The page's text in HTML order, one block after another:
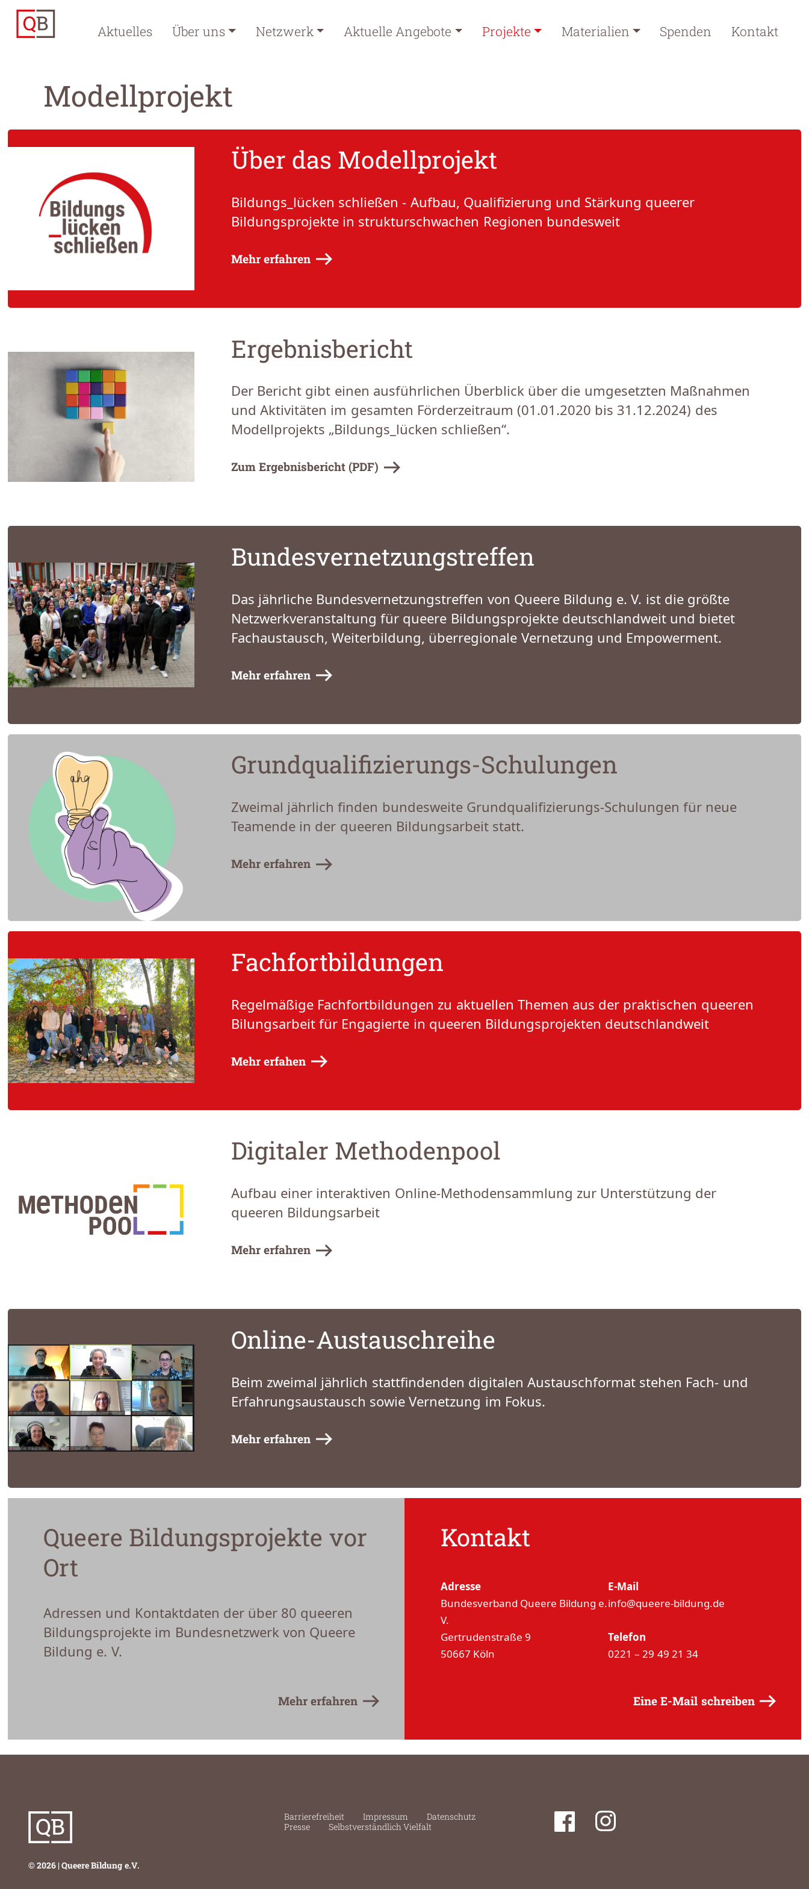
Aktuelles Über uns Netzwerk Aktuelle Angebote Projekte Materialien Spenden Kontakt
Modellprojekt
Über das Modellprojekt
Bildungs_lücken schließen - Aufbau, Qualifizierung und Stärkung queerer
Bildungsprojekte in strukturschwachen Regionen bundesweit
Mehr erfahren
Ergebnisbericht
Der Bericht gibt einen ausführlichen Überblick über die umgesetzten Maßnahmen
und Aktivitäten im gesamten Förderzeitraum (01.01.2020 bis 31.12.2024) des
Modellprojekts „Bildungs_lücken schließen“.
Zum Ergebnisbericht (PDF)
Bundesvernetzungstreffen
Das jährliche Bundesvernetzungstreffen von Queere Bildung e. V. ist die größte
Netzwerkveranstaltung für queere Bildungsprojekte deutschlandweit und bietet
Fachaustausch, Weiterbildung, überregionale Vernetzung und Empowerment.
Mehr erfahren
Grundqualifizierungs-Schulungen
Zweimal jährlich finden bundesweite Grundqualifizierungs-Schulungen für neue
Teamende in der queeren Bildungsarbeit statt.
Mehr erfahren
Fachfortbildungen
Regelmäßige Fachfortbildungen zu aktuellen Themen aus der praktischen queeren
Bilungsarbeit für Engagierte in queeren Bildungsprojekten deutschlandweit
Mehr erfahen
Digitaler Methodenpool
Aufbau einer interaktiven Online-Methodensammlung zur Unterstützung der
queeren Bildungsarbeit
Mehr erfahren
Online-Austauschreihe
Beim zweimal jährlich stattfindenden digitalen Austauschformat stehen Fach- und
Erfahrungsaustausch sowie Vernetzung im Fokus.
Mehr erfahren
Queere Bildungsprojekte vor
Ort
Adressen und Kontaktdaten der über 80 queeren
Bildungsprojekte im Bundesnetzwerk von Queere
Bildung e. V.
Mehr erfahren
Kontakt
Adresse
Bundesverband Queere Bildung e.
V.
Gertrudenstraße 9
50667 Köln
E-Mail
info@queere-bildung.de
Telefon
0221 – 29 49 21 34
Eine E-Mail schreiben
© 2026 | Queere Bildung e.V.
Barrierefreiheit Impressum
Datenschutz
Presse
Selbstverständlich Vielfalt